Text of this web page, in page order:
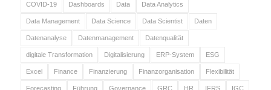
COVID-19 Dashboards Data Data Analytics
Data Management Data Science Data Scientist Daten
Datenanalyse Datenmanagement Datenqualität
digitale Transformation Digitalisierung ERP-System ESG
Excel Finance Finanzierung Finanzorganisation Flexibilität
Forecasting Führung Governance GRC HR IFRS IGC